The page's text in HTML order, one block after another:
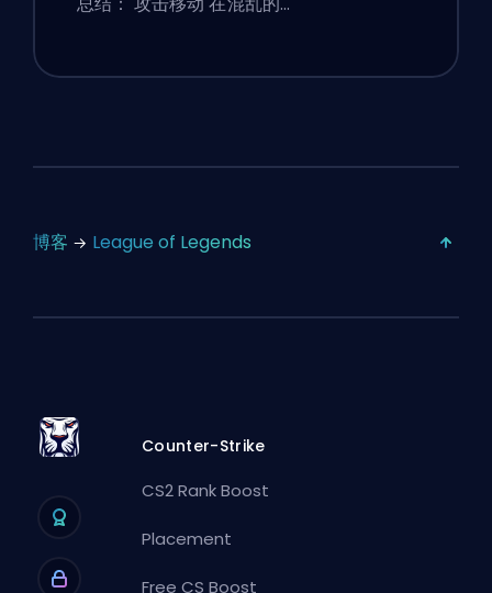
博客 League of Legends
Counter-Strike
CS2 Rank Boost
Placement
Free CS Boost